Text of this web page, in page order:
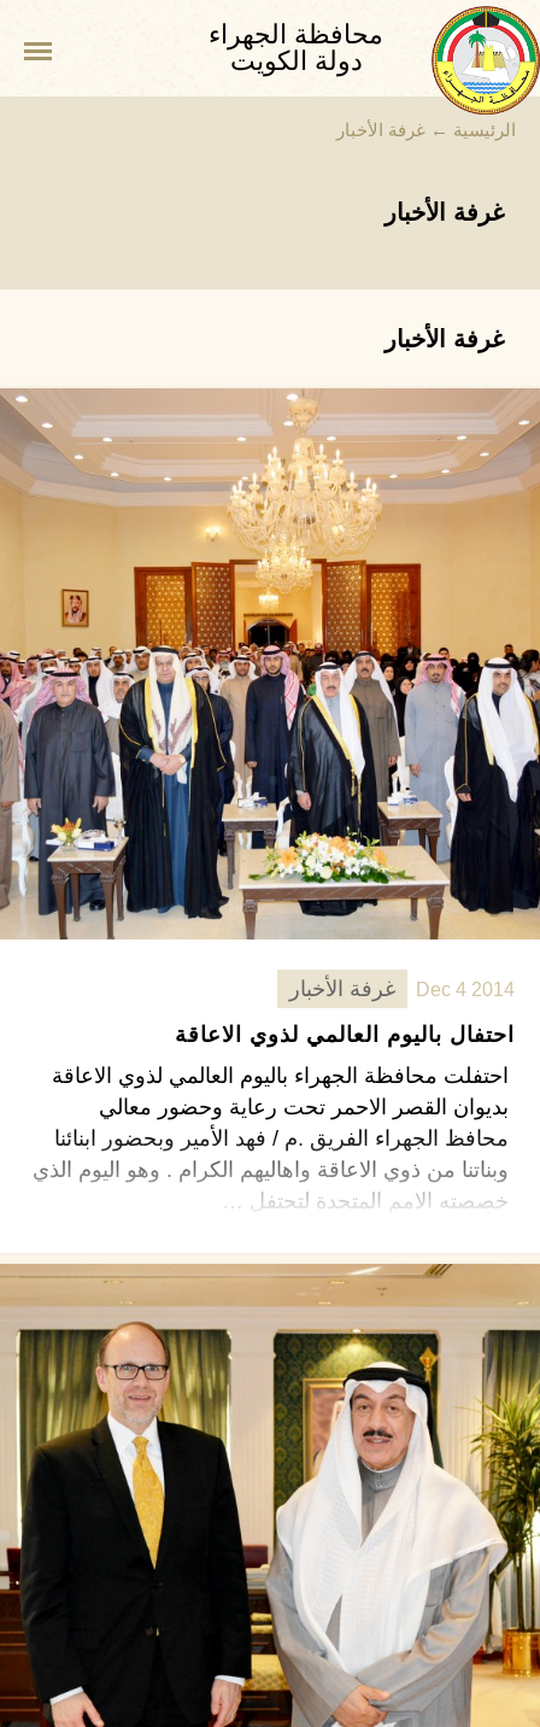
محافظة الجهراء
دولة الكويت
الرئيسية ← غرفة الأخبار
غرفة الأخبار
غرفة الأخبار
Dec 4 2014
غرفة الأخبار
احتفال باليوم العالمي لذوي الاعاقة
احتفلت محافظة الجهراء باليوم العالمي لذوي الاعاقة
بديوان القصر الاحمر تحت رعاية وحضور معالي
محافظ الجهراء الفريق .م / فهد الأمير وبحضور ابنائنا
وبناتنا من ذوي الاعاقة واهاليهم الكرام . وهو اليوم الذي
خصصته الامم المتحدة لتحتفل …